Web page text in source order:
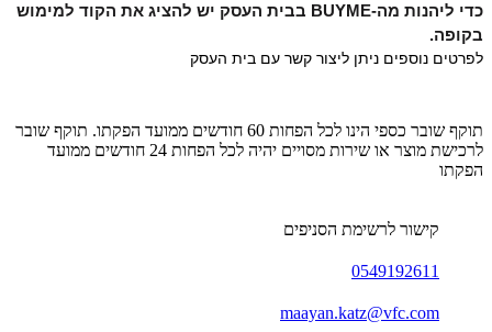
כדי ליהנות מה-BUYME בבית העסק יש להציג את הקוד למימוש
בקופה.
לפרטים נוספים ניתן ליצור קשר עם בית העסק
תוקף שובר כספי הינו לכל הפחות 60 חודשים ממועד הפקתו. תוקף שובר
לרכישת מוצר או שירות מסויים יהיה לכל הפחות 24 חודשים ממועד
הפקתו
קישור לרשימת הסניפים
0549192611
maayan.katz@vfc.com